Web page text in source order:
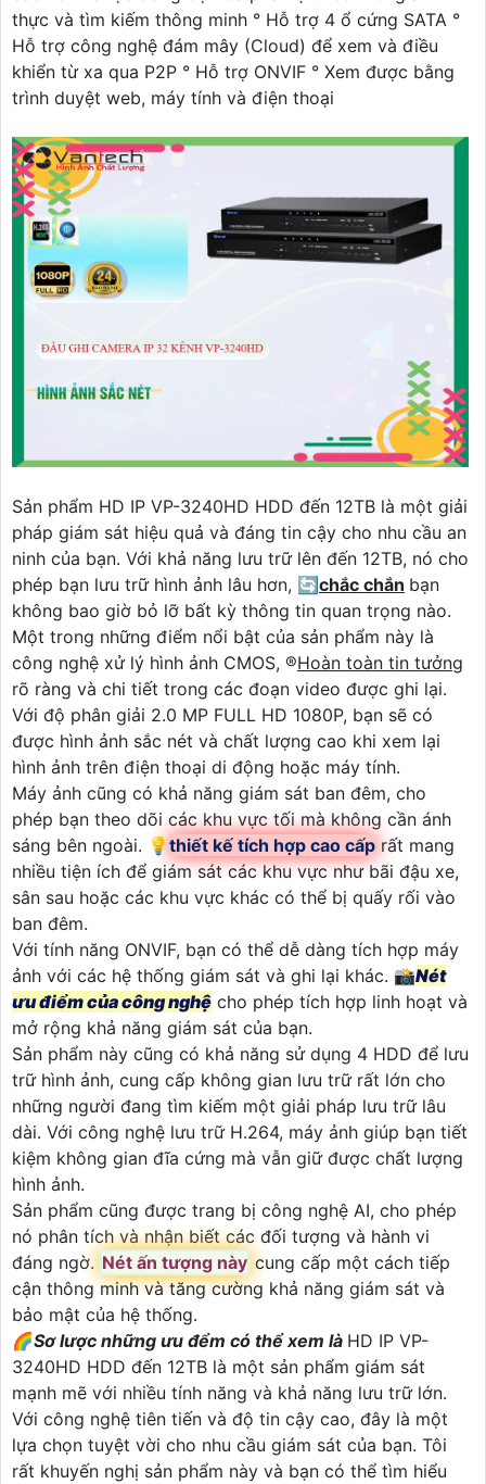
thực và tìm kiếm thông minh ° Hỗ trợ 4 ổ cứng SATA °
Hỗ trợ công nghệ đám mây (Cloud) để xem và điều
khiển từ xa qua P2P ° Hỗ trợ ONVIF ° Xem được bằng
trình duyệt web, máy tính và điện thoại
Sản phẩm HD IP VP-3240HD HDD đến 12TB là một giải
pháp giám sát hiệu quả và đáng tin cậy cho nhu cầu an
ninh của bạn. Với khả năng lưu trữ lên đến 12TB, nó cho
phép bạn lưu trữ hình ảnh lâu hơn, 🔄chắc chắn bạn
không bao giờ bỏ lỡ bất kỳ thông tin quan trọng nào.
Một trong những điểm nổi bật của sản phẩm này là
công nghệ xử lý hình ảnh CMOS, ®️Hoàn toàn tin tưởng
rõ ràng và chi tiết trong các đoạn video được ghi lại.
Với độ phân giải 2.0 MP FULL HD 1080P, bạn sẽ có
được hình ảnh sắc nét và chất lượng cao khi xem lại
hình ảnh trên điện thoại di động hoặc máy tính.
Máy ảnh cũng có khả năng giám sát ban đêm, cho
phép bạn theo dõi các khu vực tối mà không cần ánh
sáng bên ngoài. 💡 thiết kế tích hợp cao cấp rất mang
nhiều tiện ích để giám sát các khu vực như bãi đậu xe,
sân sau hoặc các khu vực khác có thể bị quấy rối vào
ban đêm.
Với tính năng ONVIF, bạn có thể dễ dàng tích hợp máy
ảnh với các hệ thống giám sát và ghi lại khác. 📸Nét
ưu điểm của công nghệ cho phép tích hợp linh hoạt và
mở rộng khả năng giám sát của bạn.
Sản phẩm này cũng có khả năng sử dụng 4 HDD để lưu
trữ hình ảnh, cung cấp không gian lưu trữ rất lớn cho
những người đang tìm kiếm một giải pháp lưu trữ lâu
dài. Với công nghệ lưu trữ H.264, máy ảnh giúp bạn tiết
kiệm không gian đĩa cứng mà vẫn giữ được chất lượng
hình ảnh.
Sản phẩm cũng được trang bị công nghệ AI, cho phép
nó phân tích và nhận biết các đối tượng và hành vi
đáng ngờ. Nét ấn tượng này cung cấp một cách tiếp
cận thông minh và tăng cường khả năng giám sát và
bảo mật của hệ thống.
🌈Sơ lược những ưu đểm có thể xem là HD IP VP-
3240HD HDD đến 12TB là một sản phẩm giám sát
mạnh mẽ với nhiều tính năng và khả năng lưu trữ lớn.
Với công nghệ tiên tiến và độ tin cậy cao, đây là một
lựa chọn tuyệt vời cho nhu cầu giám sát của bạn. Tôi
rất khuyến nghị sản phẩm này và bạn có thể tìm hiểu